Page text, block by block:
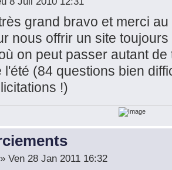
grand bravo et merci
nous offrir un site
on peut passer autant
l'été (84 questions bien
!)
» Ven 28 Jan 2011 16:32